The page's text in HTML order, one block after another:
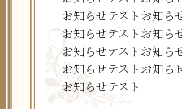
お知らせテストお知ら
お知らせテストお知ら
お知らせテストお知ら
お知らせテストお知ら
お知らせテスト